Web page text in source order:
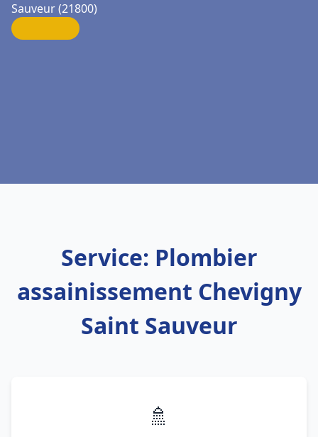
Sauveur (21800)
Service: Plombier
assainissement Chevigny
Saint Sauveur
🚿